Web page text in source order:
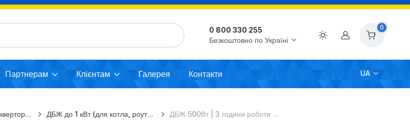
0 800 330 255
Безкоштовно по Україні
Акаунт
0
Партнерам Клієнтам Галерея Контакти UA
систем ДБЖ до 1 кВт (для котла, роутера...) ДБЖ 500Вт | 3 години роботи при навантаженні 126 Вт